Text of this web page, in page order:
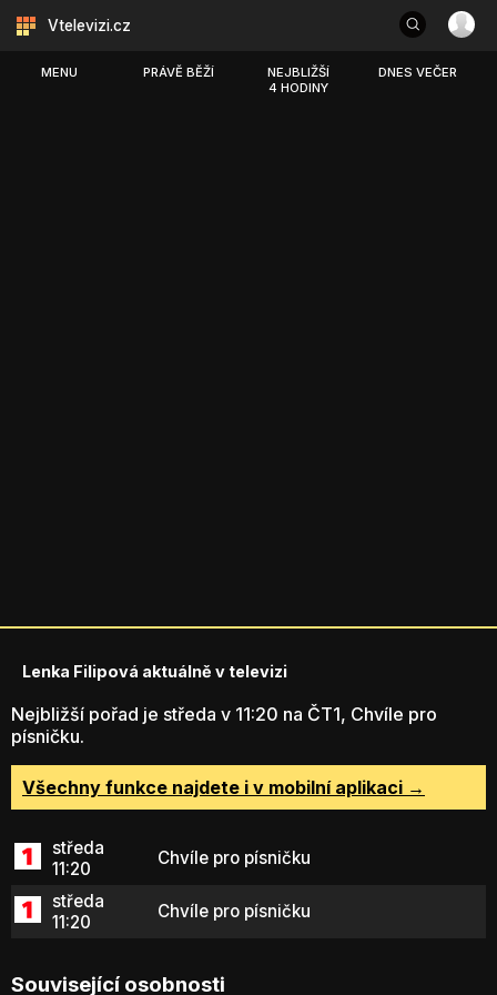
Vtelevizi.cz
MENU PRÁVĚ BĚŽÍ
NEJBLIŽŠÍ
4 HODINY
DNES VEČER
Lenka Filipová aktuálně v televizi
Nejbližší pořad je středa v 11:20 na ČT1, Chvíle pro
písničku.
Všechny funkce najdete i v mobilní aplikaci →
středa
11:20
Chvíle pro písničku
středa
11:20
Chvíle pro písničku
Související osobnosti